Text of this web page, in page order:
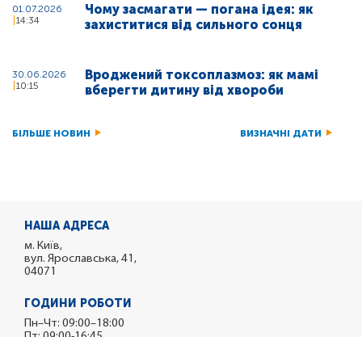
01.07.2026
14:34
Чому засмагати — погана ідея: як
захиститися від сильного сонця
30.06.2026
10:15
Вроджений токсоплазмоз: як мамі
вберегти дитину від хвороби
БІЛЬШЕ НОВИН ВИЗНАЧНІ ДАТИ
НАША АДРЕСА
м. Київ,
вул. Ярославська, 41,
04071
ГОДИНИ РОБОТИ
Пн–Чт: 09:00–18:00